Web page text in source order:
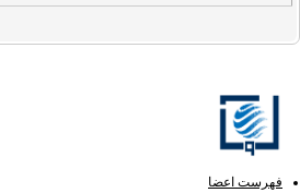
فهرست اعضا